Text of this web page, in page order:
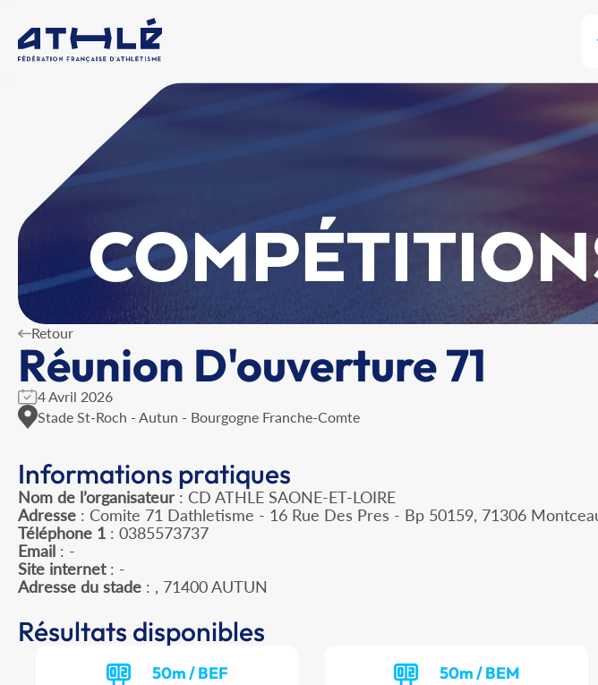
Retour
Réunion D'ouverture 71
4 Avril 2026
Stade St-Roch - Autun - Bourgogne Franche-Comte
Informations pratiques
Nom de l’organisateur : CD ATHLE SAONE-ET-LOIRE
Adresse : Comite 71 Dathletisme - 16 Rue Des Pres - Bp 50159, 71306
Téléphone 1 : 0385573737
Email : -
Site internet: -
Adresse du stade : , 71400 AUTUN
Résultats disponibles
50m / BEF 50m / BEM